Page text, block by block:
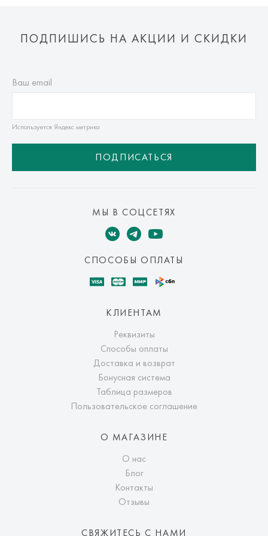
ПОДПИШИСЬ НА АКЦИИ И СКИДКИ
Ваш email
Используется Яндекс метрика
ПОДПИСАТЬСЯ
МЫ В СОЦСЕТЯХ
СПОСОБЫ ОПЛАТЫ
КЛИЕНТАМ
Реквизиты
Способы оплаты
Доставка и возврат
Бонусная система
Таблица размеров
Пользовательское соглашение
О МАГАЗИНЕ
О нас
Блог
Контакты
Отзывы
СВЯЖИТЕСЬ С НАМИ